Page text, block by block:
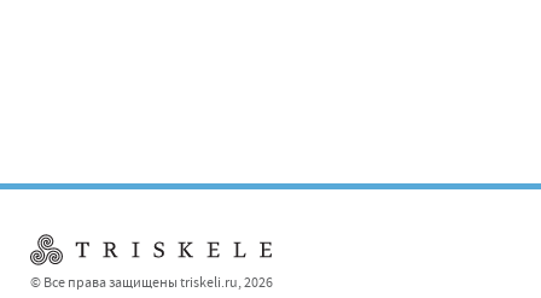
© Все права защищены triskeli.ru, 2026